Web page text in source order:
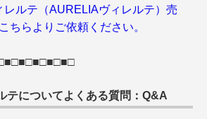
レルテ（AURELIAヴィレルテ）売
ちらよりご依頼ください。
テについてよくある質問：Q&A